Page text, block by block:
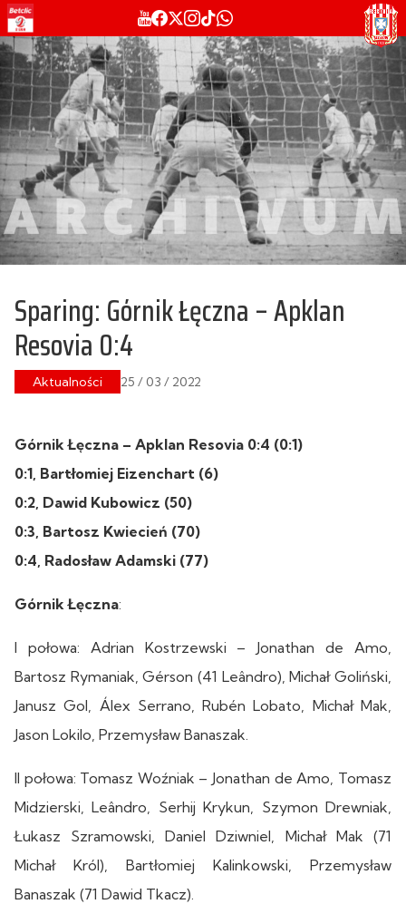
Sparing: Górnik Łęczna – Apklan
Resovia 0:4
Aktualności 25 / 03 / 2022
Górnik Łęczna – Apklan Resovia 0:4 (0:1)
0:1, Bartłomiej Eizenchart (6)
0:2, Dawid Kubowicz (50)
0:3, Bartosz Kwiecień (70)
0:4, Radosław Adamski (77)
Górnik Łęczna:
I połowa: Adrian Kostrzewski – Jonathan de Amo,
Bartosz Rymaniak, Gérson (41 Leândro), Michał Goliński,
Janusz Gol, Álex Serrano, Rubén Lobato, Michał Mak,
Jason Lokilo, Przemysław Banaszak.
II połowa: Tomasz Woźniak – Jonathan de Amo, Tomasz
Midzierski, Leândro, Serhij Krykun, Szymon Drewniak,
Łukasz Szramowski, Daniel Dziwniel, Michał Mak (71
Michał Król), Bartłomiej Kalinkowski, Przemysław
Banaszak (71 Dawid Tkacz).